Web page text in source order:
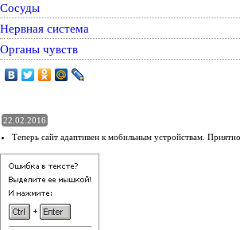
Сосуды
Нервная система
Органы чувств
22.02.2016
Теперь сайт адаптивен к мобильным устройствам.